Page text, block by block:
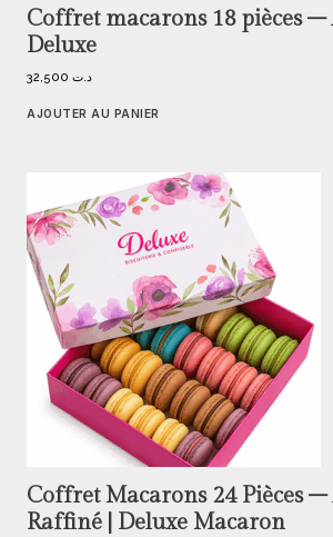
Coffret macarons 18 pièces
Deluxe
د.ت
AJOUTER AU PANIER
Coffret Macarons 24 Pièces
Raffiné | Deluxe Macaron